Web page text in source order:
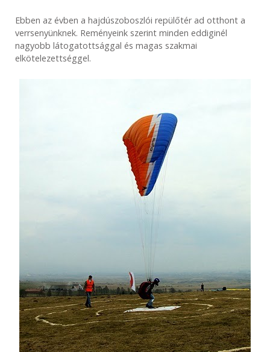
Ebben az évben a hajdúszoboszlói repülőtér ad otthont a
verrsenyünknek. Reményeink szerint minden eddiginél
nagyobb látogatottsággal és magas szakmai
elkötelezettséggel.